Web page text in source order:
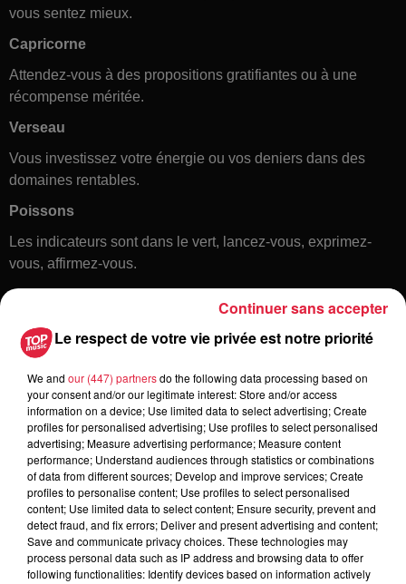
vous sentez mieux.
Capricorne
Attendez-vous à des propositions gratifiantes ou à une
récompense méritée.
Verseau
Vous investissez votre énergie ou vos deniers dans des
domaines rentables.
Poissons
Les indicateurs sont dans le vert, lancez-vous, exprimez-
vous, affirmez-vous.
Toute l'actu
6 août 2026
À Hoerdt, de l’eau brune sort des
robinets
Le respect de votre vie privée est notre priorité
We and our (447) partnersdo the following data processing based on
your consent and/or our legitimate interest: Store and/or access
information on a device; Use limited data to select advertising; Create
profiles for personalised advertising; Use profiles to select personalised
advertising; Measure advertising performance; Measure content
performance; Understand audiences through statistics or combinations
of data from different sources; Develop and improve services; Create
profiles to personalise content; Use profiles to select personalised
content; Use limited data to select content; Ensure security, prevent and
detect fraud, and fix errors; Deliver and present advertising and content;
Save and communicate privacy choices. These technologies may
process personal data such as IP address and browsing data to offer
following functionalities: Identify devices based on information actively
Continuer sans accepter